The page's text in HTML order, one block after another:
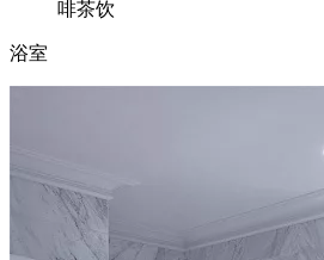
啡茶饮
浴室